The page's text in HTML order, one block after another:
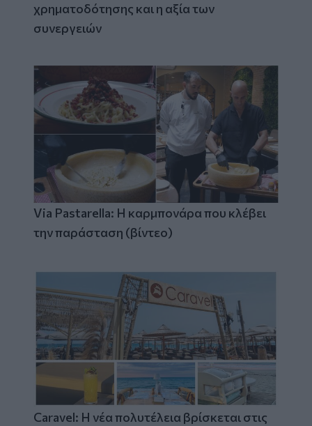
χρηματοδότησης και η αξία των
συνεργειών
Via Pastarella: Η καρμπονάρα που κλέβει
την παράσταση (βίντεο)
Caravel: Η νέα πολυτέλεια βρίσκεται στις